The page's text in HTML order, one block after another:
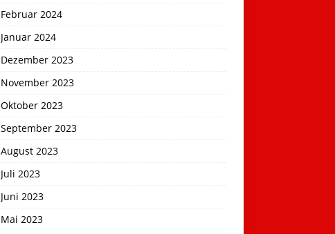
Februar 2024
Januar 2024
Dezember 2023
November 2023
Oktober 2023
September 2023
August 2023
Juli 2023
Juni 2023
Mai 2023